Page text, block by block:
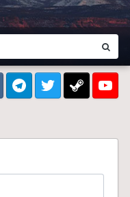
TelegramTwitter Steam